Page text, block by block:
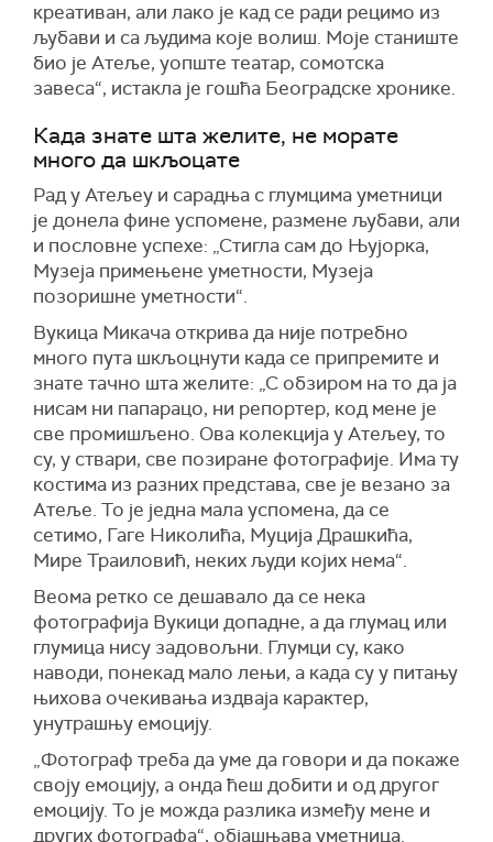
креативан, али лако је кад се ради рецимо из
љубави и са људима које волиш. Моје станиште
био је Атеље, уопште театар, сомотска
завеса“, истакла је гошћа Београдске хронике.
Када знате шта желите, не морате
много да шкљоцате
Рад уАтељеу и сарадња с глумцима уметници
је донела фине успомене, размене љубави, али
и пословне успехе: „Стигла сам до Њујорка,
Музеја примењене уметности, Музеја
позоришне уметности“.
Вукица Микача открива да није потребно
много пута шкљоцнути када се припремите и
знате тачно шта желите: „С обзиром на то да ја
нисам ни папарацо, ни репортер, код мене је
све промишљено. Ова колекција уАтељеу, то
су, у ствари, све позиране фотографије. Има ту
костима из разних представа, све је везано за
Атеље. То је једна малауспомена, да се
сетимо, Гаге Николића, Муција Драшкића,
Мире Траиловић, неких људи којих нема“.
Веома ретко се дешавало да се нека
фотографија Вукици допадне, а да глумац или
глумица нису задовољни. Глумци су, како
наводи, понекад мало лењи, а када су у питању
њихова очекивања издваја карактер,
унутрашњу емоцију.
„Фотограф треба да уме да говори и да покаже
своју емоцију, а онда ћеш добити и од другог
емоцију. То је можда разлика између мене и
других фотографа“, објашњава уметница.